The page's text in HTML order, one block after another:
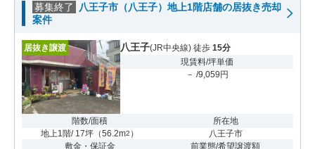
募集終了
八王子市（八王子）地上1階店舗の居抜き売却
案件
居抜き譲渡 八王子(JR中央線) 徒歩 15分
現賃料/坪単価
－ /9,059円
階数/面積
地上1階/ 17坪 （56.2m2 ）
所在地
八王子市
敷金・保証金
前業態/希望譲渡額